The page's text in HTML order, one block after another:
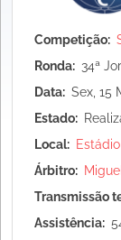
Competição
Ronda
34ª
Data
Sex, 15
Estado
Local
Árbitro
Transmissão
Assistência